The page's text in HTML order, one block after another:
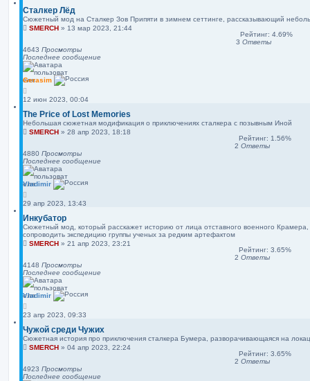
Сталкер Лёд
Сюжетный мод на Сталкер Зов Припяти в зимнем сеттинге, рассказывающий
SMERCH » 13 мар 2023, 21:44
Рейтинг: 4.69%
3 Ответы
4643 Просмотры
Последнее сообщение
Gerasim
12 июн 2023, 00:04
The Price of Lost Memories
Небольшая сюжетная модификация о приключениях сталкера с позывным Иной
SMERCH » 28 апр 2023, 18:18
Рейтинг: 1.56%
2 Ответы
4880 Просмотры
Последнее сообщение
Vladimir
29 апр 2023, 13:43
Инкубатор
Сюжетный мод, который расскажет историю от лица отставного военного
сопроводить экспедицию группы ученых за редким артефактом
SMERCH » 21 апр 2023, 23:21
Рейтинг: 3.65%
2 Ответы
4148 Просмотры
Последнее сообщение
Vladimir
23 апр 2023, 09:33
Чужой cреди Чужих
Сюжетная история про приключения сталкера Бумера, разворачивающаяся на
SMERCH » 04 апр 2023, 22:24
Рейтинг: 3.65%
2 Ответы
4923 Просмотры
Последнее сообщение